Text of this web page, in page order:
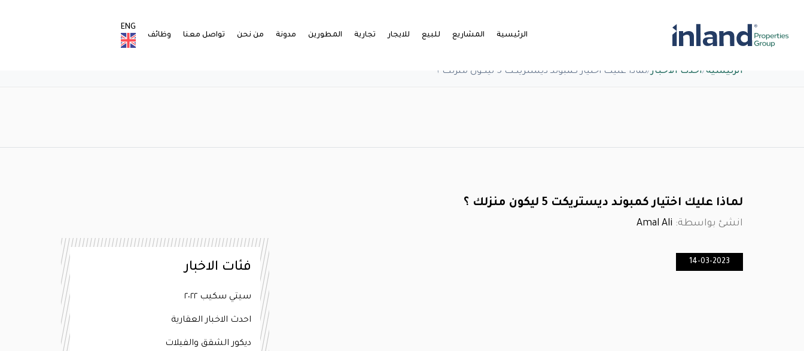
الرئيسية المشاريع للبيع للايجار تجارية المطورين مدونة من نحن تواصل معنا وظائف
ENG
الرئيسية/أحدث الاخبار/لماذا عليك اختيار كمبوند ديستريكت 5 ليكون منزلك ؟
لماذا عليك اختيار كمبوند ديستريكت 5 ليكون منزلك ؟
انشئ بواسطة: Amal Ali
14-03-2023 فئات الاخبار
سيتي سكيب ٢٠٢٢
احدث الاخبار العقارية
ديكور الشقق والفيلات